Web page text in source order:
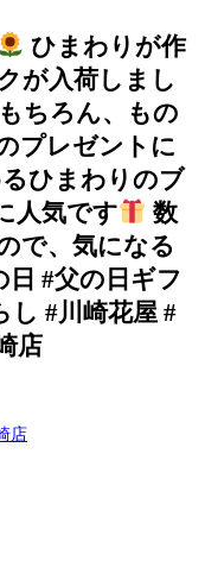
ひまわりが作
が入荷しまし
ちろん、もの
プレゼントに
ひまわりのブ
人気です
数
で、気になる
#父の日ギフ
し #川崎花屋 #
店
店